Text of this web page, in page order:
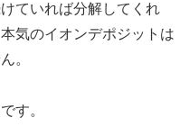
ていれば分解してくれ
気のイオンデポジットは
。
す。